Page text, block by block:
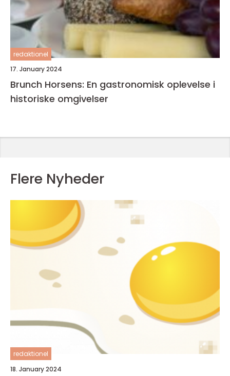
redaktionel
17. January 2024
Brunch Horsens: En gastronomisk oplevelse i
historiske omgivelser
Flere Nyheder
redaktionel
18. January 2024